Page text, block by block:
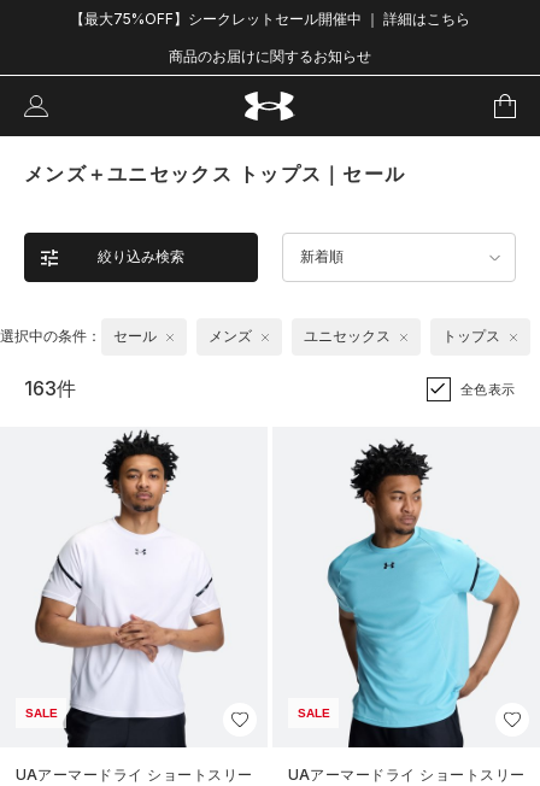
【最大75%OFF】シークレットセール開催中 ｜ 詳細はこちら
商品のお届けに関するお知らせ
メンズ＋ユニセックス トップス｜セール
絞り込み検索 新着順
選択中の条件： セール メンズ ユニセックス トップス
163件 全色表示
SALE
UAアーマードライ ショートスリー
SALE
UAアーマードライ ショートスリー